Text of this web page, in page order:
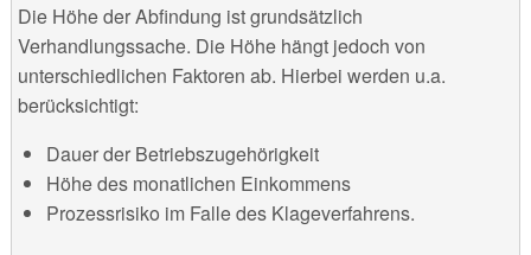
Die Höhe der Abfindung ist grundsätzlich
Verhandlungssache. Die Höhe hängt jedoch von
unterschiedlichen Faktoren ab. Hierbei werden u.a.
berücksichtigt:
Dauer der Betriebszugehörigkeit
Höhe des monatlichen Einkommens
Prozessrisiko im Falle des Klageverfahrens.